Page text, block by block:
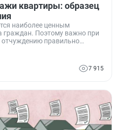
квартиры: образец
наиболее ценным
Поэтому важно при
отчуждению правильно
все нюансы.
7 915